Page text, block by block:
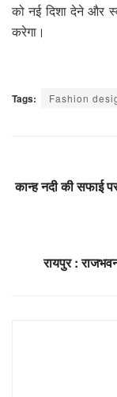
को नई दिशा देने और
करेगा।
Tags: Fashion
कान्ह नदी की सफाई
रायपुर :